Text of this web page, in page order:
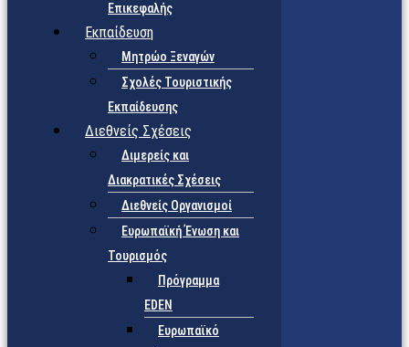
Επικεφαλής
Εκπαίδευση
Μητρώο Ξεναγών
Σχολές Τουριστικής
Εκπαίδευσης
Διεθνείς Σχέσεις
Διμερείς και
Διακρατικές Σχέσεις
Διεθνείς Οργανισμοί
Ευρωπαϊκή Ένωση και
Τουρισμός
Πρόγραμμα
EDEN
Ευρωπαϊκό